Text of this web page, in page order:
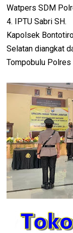
Watpers SDM
4. IPTU Sabri SH.
Kapolsek
Selatan diangkat
Tompobulu